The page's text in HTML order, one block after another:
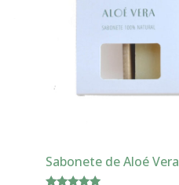
Sabonete de Aloé Vera